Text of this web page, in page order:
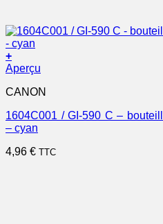
+
Aperçu
CANON
1604C001 / GI-590 C –
– cyan
4,96 € TTC